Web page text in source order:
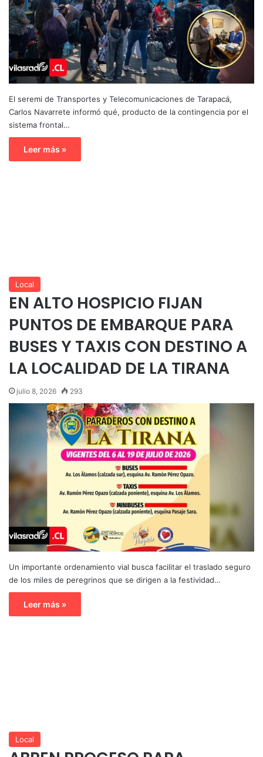
El seremi de Transportes y Telecomunicaciones de Tarapacá,
Carlos Navarrete informó qué, producto de la contingencia por el
sistema frontal…
Leer más »
Local
EN ALTO HOSPICIO FIJAN
PUNTOS DE EMBARQUE PARA
BUSES Y TAXIS CON DESTINO A
LA LOCALIDAD DE LA TIRANA
julio 8, 2026 293
Un importante ordenamiento vial busca facilitar el traslado seguro
de los miles de peregrinos que se dirigen a la festividad…
Leer más »
Local